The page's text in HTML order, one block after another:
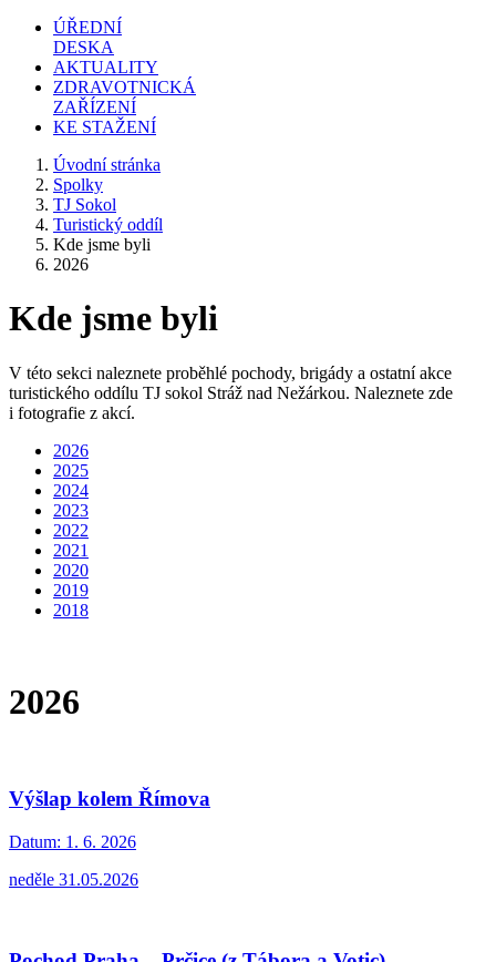
ÚŘEDNÍ
DESKA
AKTUALITY
ZDRAVOTNICKÁ
ZAŘÍZENÍ
KE STAŽENÍ
Úvodní stránka
Spolky
TJ Sokol
Turistický oddíl
Kde jsme byli
2026
Kde jsme byli
V této sekci naleznete proběhlé pochody, brigády a ostatní akce
turistického oddílu TJ sokol Stráž nad Nežárkou. Naleznete zde
i fotografie z akcí.
2026
2025
2024
2023
2022
2021
2020
2019
2018
2026
Výšlap kolem Římova
Datum: 1. 6. 2026
neděle 31.05.2026